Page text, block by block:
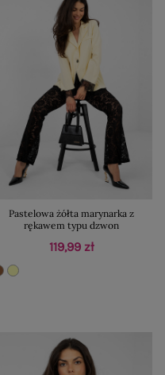
Pastelowa żółta marynarka z
rękawem typu dzwon
119,99 zł